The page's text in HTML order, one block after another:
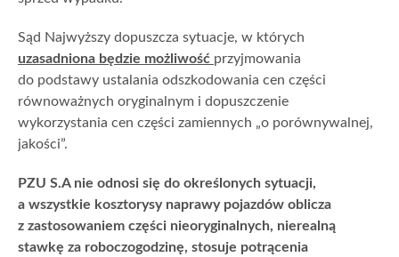
Sąd Najwyższy dopuszcza sytuacje, w których
uzasadniona będzie możliwość przyjmowania
do podstawy ustalania odszkodowania cen części
równoważnych oryginalnym i dopuszczenie
wykorzystania cen części zamiennych „o porównywalnej,
jakości”.
PZU S.A nie odnosi się do określonych sytuacji,
a wszystkie kosztorysy naprawy pojazdów oblicza
z zastosowaniem części nieoryginalnych, nierealną
stawkę za roboczogodzinę, stosuje potrącenia